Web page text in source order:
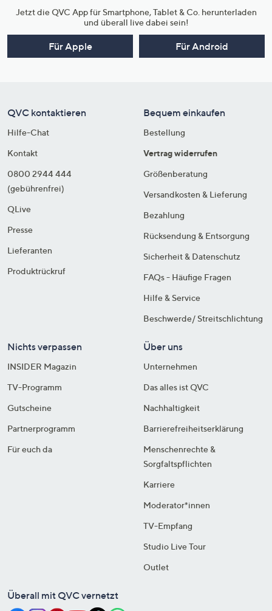
Jetzt die QVC App für Smartphone, Tablet & Co. herunterladen
und überall live dabei sein!
Für Apple Für Android
QVC kontaktieren
Hilfe-Chat
Kontakt
0800 2944 444
(gebührenfrei)
QLive
Presse
Lieferanten
Produktrückruf
Bequem einkaufen
Bestellung
Vertrag widerrufen
Größenberatung
Versandkosten & Lieferung
Bezahlung
Rücksendung & Entsorgung
Sicherheit & Datenschutz
FAQs - Häufige Fragen
Hilfe & Service
Beschwerde/ Streitschlichtung
Nichts verpassen
INSIDER Magazin
TV-Programm
Gutscheine
Partnerprogramm
Für euch da
Über uns
Unternehmen
Das alles ist QVC
Nachhaltigkeit
Barrierefreiheitserklärung
Menschenrechte &
Sorgfaltspflichten
Karriere
Moderator*innen
TV-Empfang
Studio Live Tour
Outlet
Überall mit QVC vernetzt